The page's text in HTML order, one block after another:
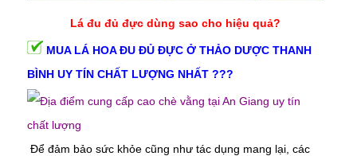
Lá đu đủ đực dùng sao cho hiệu quả?
MUA LÁ HOA ĐU ĐỦ ĐỰC Ở THẢO DƯỢC THANH
BÌNH UY TÍN CHẤT LƯỢNG NHẤT ???
Để đảm bảo sức khỏe cũng như tác dụng mang lại, các